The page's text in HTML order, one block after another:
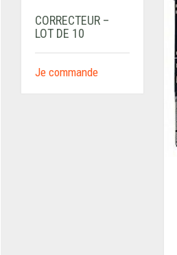
CORRECTEUR –
LOT DE 10
Je commande